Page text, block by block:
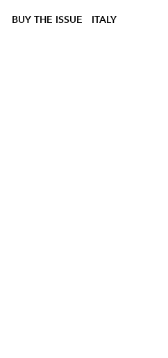
BUY THE ISSUE ITALY